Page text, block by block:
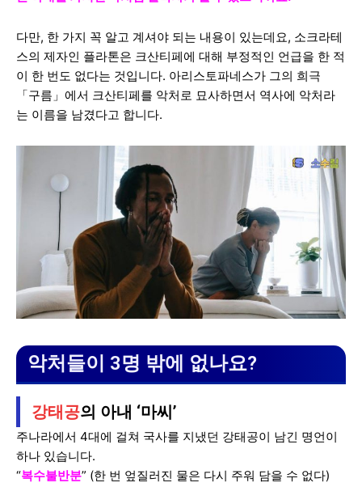
다만, 한 가지 꼭 알고 계셔야 되는 내용이 있는데요, 소크라테
스의 제자인 플라톤은 크산티페에 대해 부정적인 언급을 한 적
이 한 번도 없다는 것입니다. 아리스토파네스가 그의 희극
「구름」에서 크산티페를 악처로 묘사하면서 역사에 악처라
는 이름을 남겼다고 합니다.
악처들이 3명 밖에 없나요?
강태공의 아내 ‘마씨’
주나라에서 4대에 걸쳐 국사를 지냈던 강태공이 남긴 명언이
하나 있습니다.
“복수불반분” (한 번 엎질러진 물은 다시 주워 담을 수 없다)